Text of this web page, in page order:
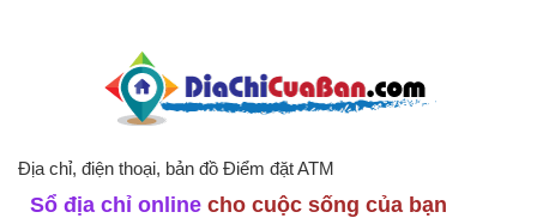
Địa chỉ, điện thoại, bản đồ Điểm đặt ATM
Sổ địa chỉ online cho cuộc sống của bạn